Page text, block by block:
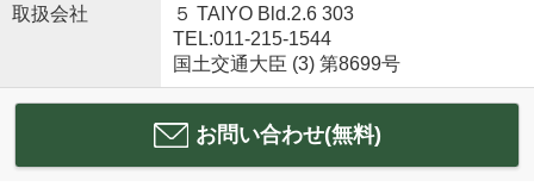
取扱会社
５ TAIYO Bld.2.6 303
TEL:011-215-1544
国土交通大臣 (3) 第8699号
お問い合わせ(無料)